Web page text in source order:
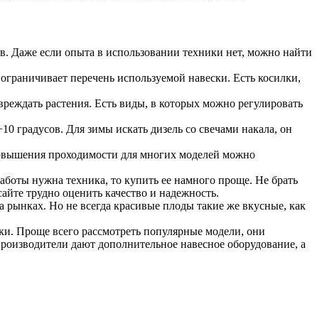
Даже если опыта в использовании техники нет, можно найти
перечень используемой навески. Есть косилки,
растения. Есть виды, в которых можно регулировать
градусов. Для зимы искать дизель со свечами накала, он
проходимости для многих моделей можно
нужна техника, то купить ее намного проще. Не брать
трудно оценить качество и надежность.
Но не всегда красивые плоды такие же вкусные, как
Проще всего рассмотреть популярные модели, они
дают дополнительное навесное оборудование, а